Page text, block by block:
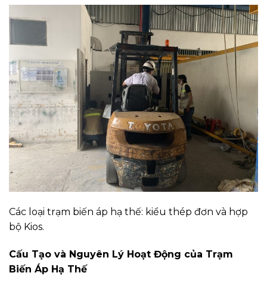
Các loại trạm biến áp hạ thế: kiểu thép đơn và hợp
bộ Kios.
Cấu Tạo và Nguyên Lý Hoạt Động của Trạm
Biến Áp Hạ Thế